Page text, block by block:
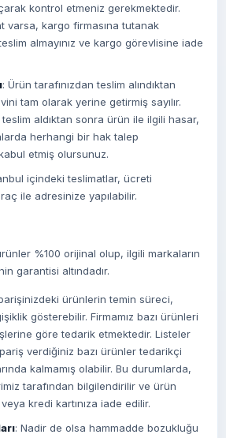
kontrol etmeniz gerekmektedir.
varsa, kargo firmasına tutanak
almayınız ve kargo görevlisine iade
: Ürün tarafınızdan teslim alındıktan
tam olarak yerine getirmiş sayılır.
teslim aldıktan sonra ürün ile ilgili hasar,
herhangi bir hak talep
etmiş olursunuz.
içindeki teslimatlar, ücreti
ile adresinize yapılabilir.
%100 orijinal olup, ilgili markaların
garantisi altındadır.
ürünlerin temin süreci,
gösterebilir. Firmamız bazı ürünleri
göre tedarik etmektedir. Listeler
verdiğiniz bazı ürünler tedarikçi
kalmamış olabilir. Bu durumlarda,
tarafından bilgilendirilir ve ürün
kredi kartınıza iade edilir.
: Nadir de olsa hammadde bozukluğu